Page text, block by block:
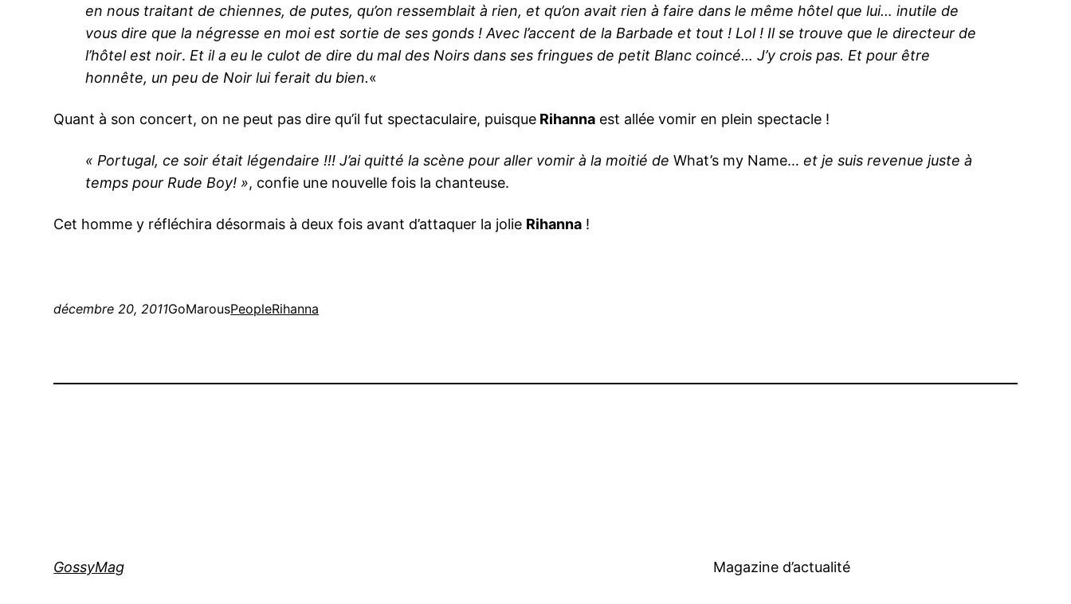
en nous traitant de chiennes, de putes, qu’on ressemblait à rien, et qu’on avait rien à faire dans le même hôtel que lui… inutile de
vous dire que la négresse en moi est sortie de ses gonds ! Avec l’accent de la Barbade et tout ! Lol ! Il se trouve que le directeur de
l’hôtel est noir. Et il a eu le culot de dire du mal des Noirs dans ses fringues de petit Blanc coincé… J’y crois pas. Et pour être
honnête, un peu de Noir lui ferait du bien.«
Quant à son concert, on ne peut pas dire qu’il fut spectaculaire, puisque Rihanna est allée vomir en plein spectacle !
« Portugal, ce soir était légendaire !!! J’ai quitté la scène pour aller vomir à la moitié de What’s my Name…et je suis revenue juste à
temps pour Rude Boy! », confie une nouvelle fois la chanteuse.
Cet homme y réfléchira désormais à deux fois avant d’attaquer la jolie Rihanna !
décembre 20, 2011GoMarousPeopleRihanna
GossyMag Magazine d’actualité